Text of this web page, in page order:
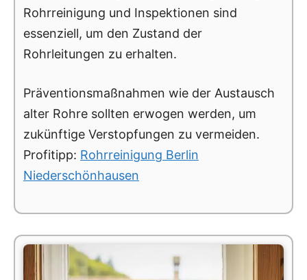
Rohrreinigung und Inspektionen sind
essenziell, um den Zustand der
Rohrleitungen zu erhalten.
Präventionsmaßnahmen wie der Austausch
alter Rohre sollten erwogen werden, um
zukünftige Verstopfungen zu vermeiden.
Profitipp: Rohrreinigung Berlin
Niederschönhausen